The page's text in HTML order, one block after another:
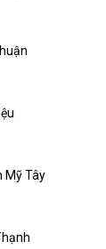
Mỹ Tây